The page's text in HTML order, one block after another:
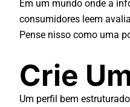
Em um mundo onde a
consumidores leem
Pense nisso como uma
Crie
Um perfil bem